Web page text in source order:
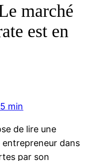
marché
est en
min
de lire une
entrepreneur dans
par son